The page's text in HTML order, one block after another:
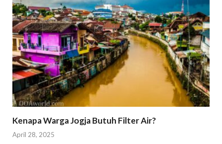
Kenapa Warga Jogja Butuh Filter Air?
April 28, 2025